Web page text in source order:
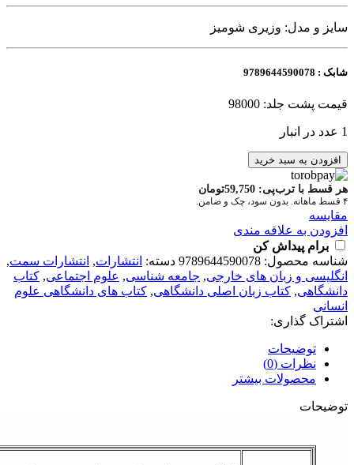
سایز و مدل: وزیری شومیز
شابک : 9789644590078
قیمت پشت جلد: 98000
1 عدد در انبار
کتاب
انگلیسی
برای
دانشجویان
رشته
های
علوم
اجتماعی
1-
اثر
فرهاد
مشفقی
افزودن به سبد خرید
هر قسط با ترب‌پی: 59,750تومان
۴ قسط ماهانه. بدون سود، چک و ضامن.
مقايسه
افزودن به علاقه مندی
برام پیداش کن
شناسه محصول: 9789644590078 دسته: انتشارات, انتشارات سمت,
انگلیسی و زبان های خارجی, جامعه شناسی, علوم اجتماعی, کتاب
دانشگاهی, کتاب زبان اصلی دانشگاهی, کتاب های دانشگاهی علوم
انسانی
اشتراک گذاری:
توضیحات
نظرات (0)
محصولات بیشتر
توضیحات